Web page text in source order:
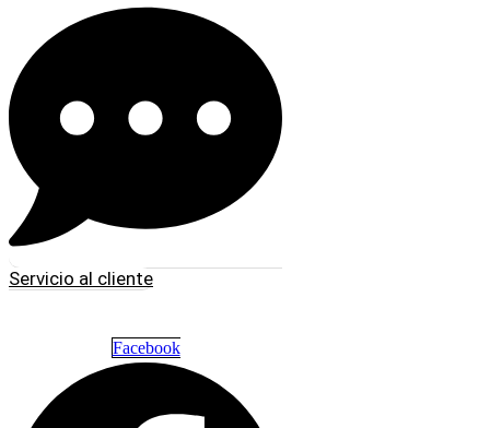
Servicio al cliente
Facebook